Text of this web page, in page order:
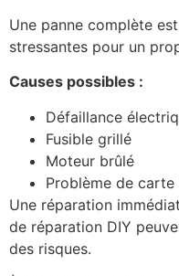
Une panne complète
stressantes pour un
Causes possibles :
Défaillance
Fusible grillé
Moteur brûlé
Problème de
Une réparation
de réparation DIY
des risques.